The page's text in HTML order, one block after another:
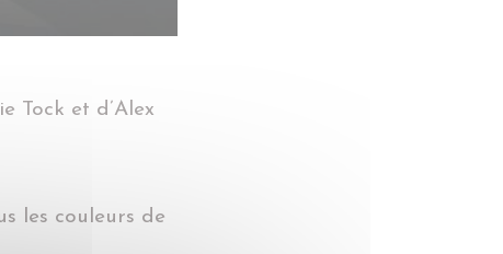
Tock et d’Alex
les couleurs de